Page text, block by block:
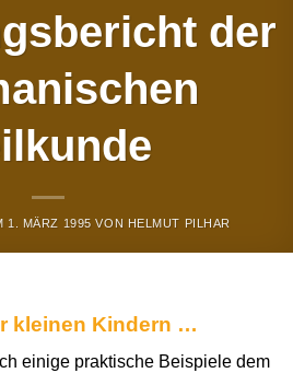
der
1. MÄRZ 1995 VON HELMUT PILHAR
kleinen Kindern …
einige praktische Beispiele dem